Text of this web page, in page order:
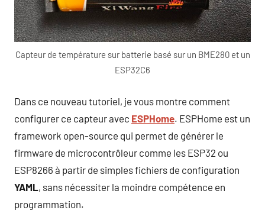
Capteur de température sur batterie basé sur un BME280 et un
ESP32C6
Dans ce nouveau tutoriel, je vous montre comment
configurer ce capteur avec ESPHome. ESPHome est un
framework open-source qui permet de générer le
firmware de microcontrôleur comme les ESP32 ou
ESP8266 à partir de simples fichiers de configuration
YAML , sans nécessiter la moindre compétence en
programmation.